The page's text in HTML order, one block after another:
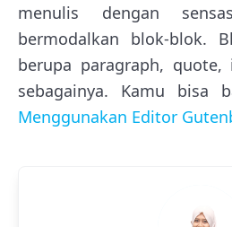
menulis dengan
bermodalkan blok-blok.
berupa paragraph, quote,
sebagainya. Kamu bisa
Menggunakan Editor